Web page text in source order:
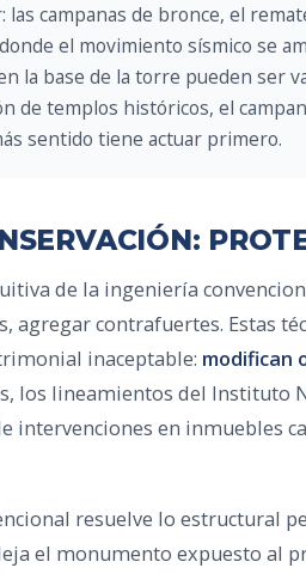
campanas de bronce, el
el movimiento sísmico se
la base de la torre pueden ser
de templos históricos, el
sentido tiene actuar primero.
de la ingeniería
contrafuertes. Estas
inaceptable: modifican
los lineamientos del Instituto
intervenciones en inmuebles
resuelve lo estructural
el monumento expuesto al